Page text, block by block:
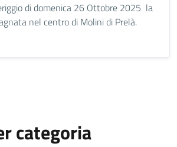
di domenica 26 Ottobre 2025 la
nel centro di Molini di Prelà.
categoria